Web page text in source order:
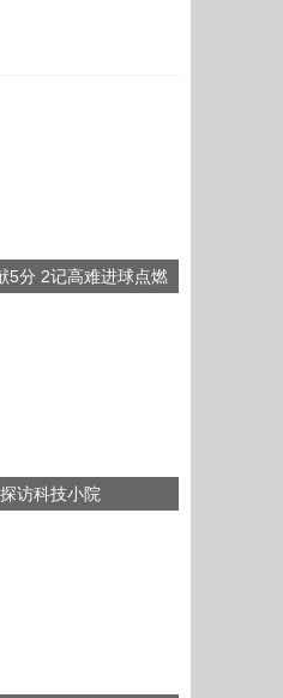
5分 2记高难进球点燃
访科技小院